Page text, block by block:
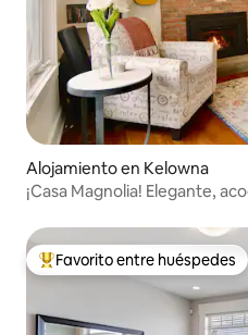
Alojamiento en Kelowna
¡Casa Magnolia! Elegante,
Favorito entre los
Favorito entre huéspedes